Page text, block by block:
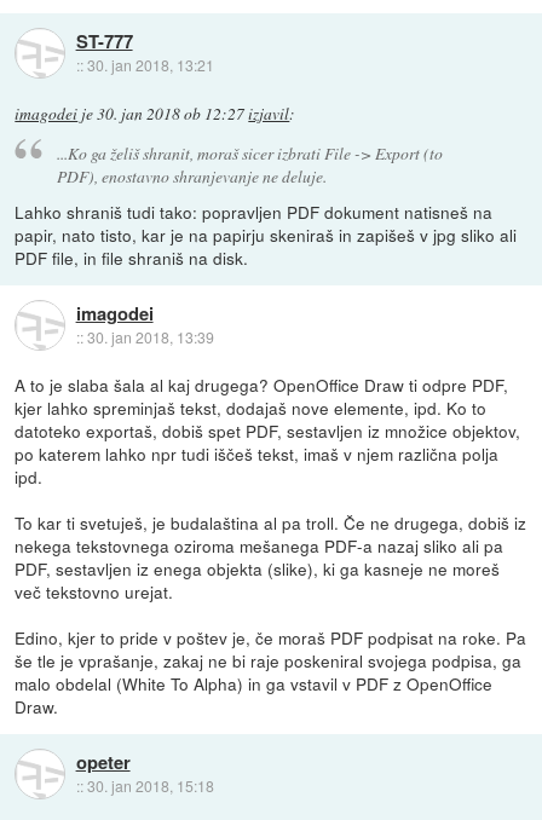
ST-777
::30. jan 2018, 13:21
imagodei je30. jan 2018 ob 12:27izjavil:
...Ko ga želiš shranit, moraš sicer izbrati File -> Export (to
PDF), enostavno shranjevanje ne deluje.
Lahko shraniš tudi tako: popravljen PDF dokument natisneš na
papir, nato tisto, kar je na papirju skeniraš in zapišeš v jpg sliko ali
PDF file, in file shraniš na disk.
imagodei
::30. jan 2018, 13:39
A to je slaba šala al kaj drugega? OpenOffice Draw ti odpre PDF,
kjer lahko spreminjaš tekst, dodajaš nove elemente, ipd. Ko to
datoteko exportaš, dobiš spet PDF, sestavljen iz množice objektov,
po katerem lahko npr tudi iščeš tekst, imaš v njem različna polja
ipd.
To kar ti svetuješ, je budalaština al pa troll. Če ne drugega, dobiš iz
nekega tekstovnega oziroma mešanega PDF-a nazaj sliko ali pa
PDF, sestavljen iz enega objekta (slike), ki ga kasneje ne moreš
več tekstovno urejat.
Edino, kjer to pride v poštev je, če moraš PDF podpisat na roke. Pa
še tle je vprašanje, zakaj ne bi raje poskeniral svojega podpisa, ga
malo obdelal (White To Alpha) in ga vstavil v PDF z OpenOffice
Draw.
opeter
::30. jan 2018, 15:18